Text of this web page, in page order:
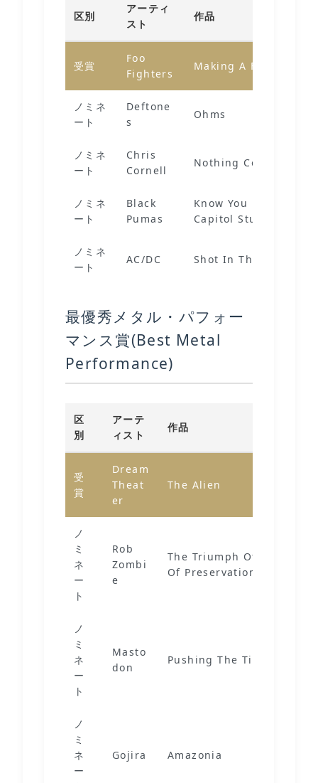
区別
アーティ
スト
作品
受賞
Foo
Fighters
Making A Fire
ノミネ
ート
Deftone
s
Ohms
ノミネ
ート
Chris
Cornell
Nothing Compares 2
ノミネ
ート
Black
Pumas
Know You Better
Capitol Studio A)
ノミネ
ート
AC/DC Shot In The Dark
最優秀メタル・パフォー
マンス賞(Best Metal
Performance)
区
別
アーテ
ィスト
作品
受
賞
Dream
Theat
er
The Alien
ノ
ミ
ネ
ー
ト
Rob
Zombi
e
The Triumph Of King
Of Preservation And
ノ
ミ
ネ
ー
ト
Masto
don
Pushing The Tides
ノ
ミ
ネ
ー
Gojira Amazonia